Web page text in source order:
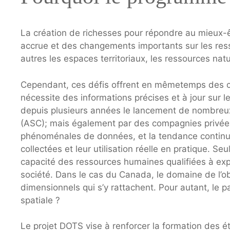
La création de richesses pour répondre au
accrue et des changements importants sur les
autres les espaces territoriaux, les ressources
Cependant, ces défis offrent en mêmetemps des
nécessite des informations précises et à jour sur
depuis plusieurs années le lancement de
(ASC); mais également par des compagnies
phénoménales de données, et la tendance
collectées et leur utilisation réelle en pratique.
capacité des ressources humaines qualifiées à
société. Dans le cas du Canada, le domaine de
dimensionnels qui s’y rattachent. Pour autant, le
spatiale ?
Le projet DOTS vise à renforcer la formation des